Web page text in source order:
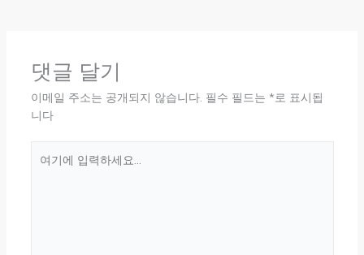
댓글 달기
이메일 주소는 공개되지 않습니다. 필수 필드는 *로 표시됩
니다